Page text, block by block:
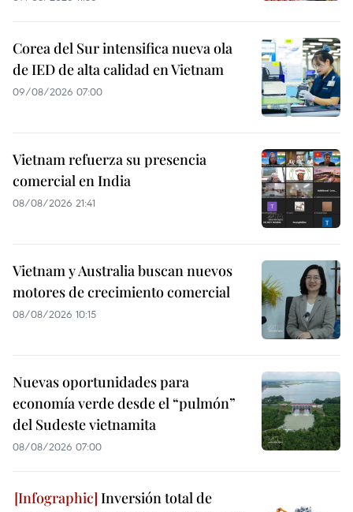
Corea del Sur intensifica nueva ola
de IED de alta calidad en Vietnam
09/08/2026 07:00
Vietnam refuerza su presencia
comercial en India
08/08/2026 21:41
Vietnam y Australia buscan nuevos
motores de crecimiento comercial
08/08/2026 10:15
Nuevas oportunidades para
economía verde desde el “pulmón”
del Sudeste vietnamita
08/08/2026 07:00
Inversión total de